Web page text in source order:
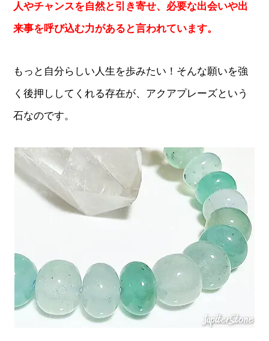
人やチャンスを自然と引き寄せ、必要な出会いや出
来事を呼び込む力があると言われています。
もっと自分らしい人生を歩みたい！そんな願いを強
く後押ししてくれる存在が、アクアプレーズという
石なのです。